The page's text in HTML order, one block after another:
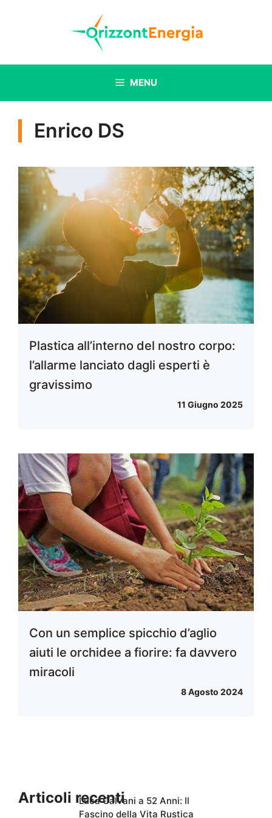
MENU
Enrico DS
Plastica all’interno del nostro corpo:
l’allarme lanciato dagli esperti è
gravissimo
11 Giugno 2025
Con un semplice spicchio d’aglio
aiuti le orchidee a fiorire: fa davvero
miracoli
8 Agosto 2024
Articoli recentiLuca Calvani a 52 Anni: Il
Fascino della Vita Rustica